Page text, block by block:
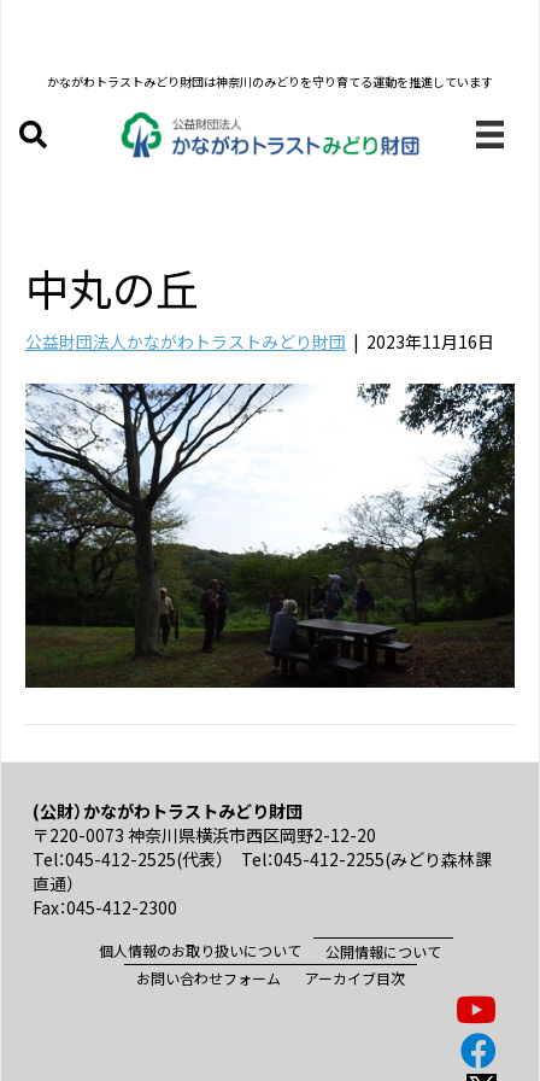
かながわトラストみどり財団は神奈川のみどりを守り育てる運動を推進しています
中丸の丘
公益財団法人かながわトラストみどり財団 | 2023年11月16日
(公財）かながわトラストみどり財団
〒220-0073 神奈川県横浜市西区岡野2-12-20
Tel：045-412-2525(代表） Tel：045-412-2255(みどり森林課
直通）
Fax：045-412-2300
個人情報のお取り扱いについて
公開情報について
お問い合わせフォーム
アーカイブ目次